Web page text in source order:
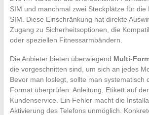
SIM und manchmal zwei Steckplätze für die
SIM. Diese Einschränkung hat direkte
Zugang zu Sicherheitsoptionen, die
oder speziellen Fitnessarmbändern.
Die Anbieter bieten überwiegend Multi-
die vorgeschnitten sind, um sich an jedes
Bevor man loslegt, sollte man systematisch
Format überprüfen: Anleitung, Etikett auf
Kundenservice. Ein Fehler macht die
Aktivierung des Telefons unmöglich.